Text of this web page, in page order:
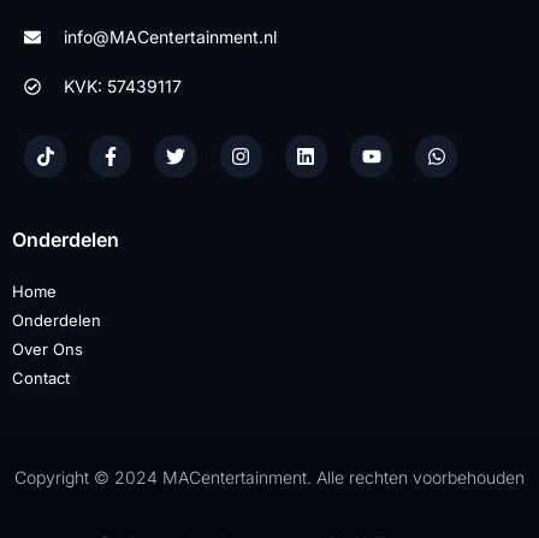
info@MACentertainment.nl
KVK: 57439117
Onderdelen
Home
Onderdelen
Over Ons
Contact
Copyright © 2024 MACentertainment. Alle rechten voorbehouden